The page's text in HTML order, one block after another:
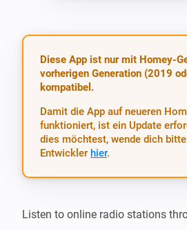
Diese App ist nur mit Homey-
vorherigen Generation (2019
kompatibel.
Damit die App auf neueren
funktioniert, ist ein Update
dies möchtest, wende dich
Entwickler hier.
Listen to online radio stations